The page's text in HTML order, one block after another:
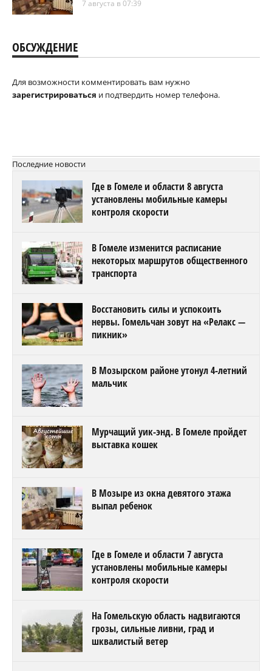
7 августа в 07:39
ОБСУЖДЕНИЕ
Для возможности комментировать вам нужно
зарегистрироваться и подтвердить номер телефона.
Последние новости
Где в Гомеле и области 8 августа
установлены мобильные камеры
контроля скорости
В Гомеле изменится расписание
некоторых маршрутов общественного
транспорта
Восстановить силы и успокоить
нервы. Гомельчан зовут на «Релакс —
пикник»
В Мозырском районе утонул 4-летний
мальчик
Мурчащий уик-энд. В Гомеле пройдет
выставка кошек
В Мозыре из окна девятого этажа
выпал ребенок
Где в Гомеле и области 7 августа
установлены мобильные камеры
контроля скорости
На Гомельскую область надвигаются
грозы, сильные ливни, град и
шквалистый ветер